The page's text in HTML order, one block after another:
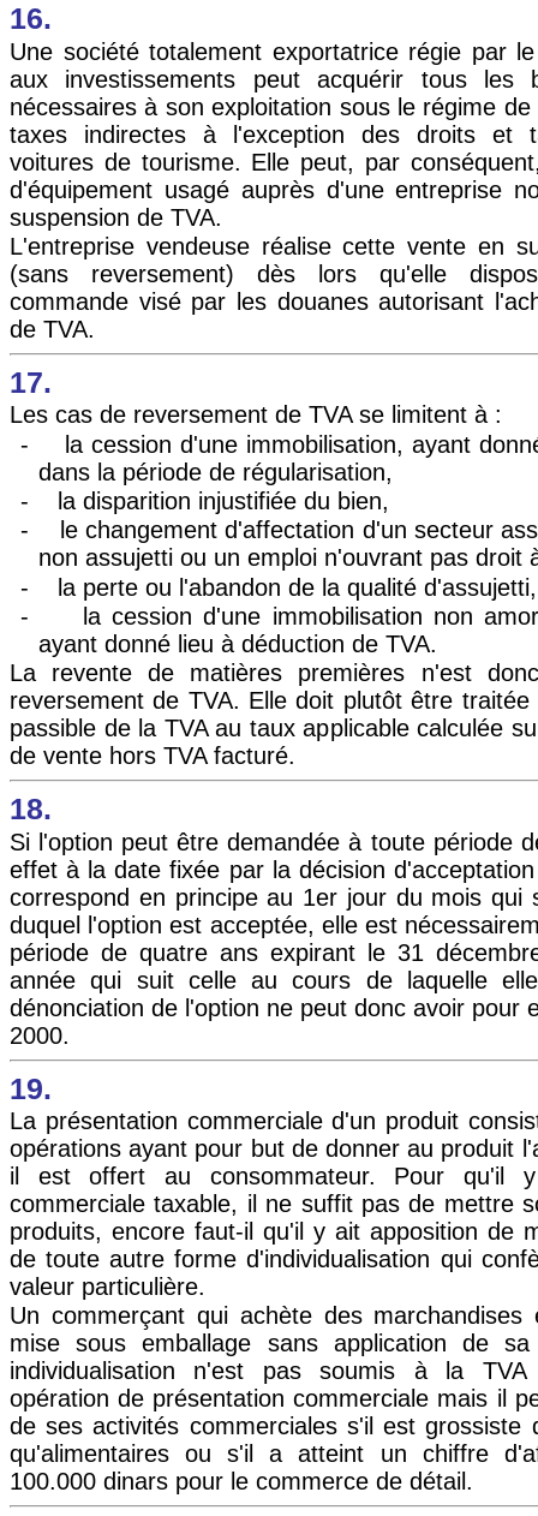
16.
Une société totalement exportatrice régie par
aux investissements peut acquérir tous les
nécessaires à son exploitation sous le régime
taxes indirectes à l'exception des droits et
voitures de tourisme. Elle peut, par
d'équipement usagé auprès d'une entreprise
suspension de TVA.
L'entreprise vendeuse réalise cette vente en
(sans reversement) dès lors qu'elle
commande visé par les douanes autorisant
de TVA.
17.
Les cas de reversement de TVA se limitent à :
-
la cession d'une immobilisation, ayant
dans la période de régularisation,
-
la disparition injustifiée du bien,
-
le changement d'affectation d'un secteur
non assujetti ou un emploi n'ouvrant pas droit
-
la perte ou l'abandon de la qualité d'assujetti,
-
la cession d'une immobilisation non
ayant donné lieu à déduction de TVA.
La revente de matières premières n'est
reversement de TVA. Elle doit plutôt être
passible de la TVA au taux applicable calculée
de vente hors TVA facturé.
18.
Si l'option peut être demandée à toute période
effet à la date fixée par la décision
correspond en principe au 1er jour du mois qui
duquel l'option est acceptée, elle est
période de quatre ans expirant le 31
année qui suit celle au cours de laquelle
dénonciation de l'option ne peut donc avoir pour
2000.
19.
La présentation commerciale d'un produit
opérations ayant pour but de donner au produit
il est offert au consommateur. Pour qu'il
commerciale taxable, il ne suffit pas de mettre
produits, encore faut-il qu'il y ait apposition de
de toute autre forme d'individualisation qui
valeur particulière.
Un commerçant qui achète des
mise sous emballage sans application de
individualisation n'est pas soumis à la
opération de présentation commerciale mais il
de ses activités commerciales s'il est grossiste
qu'alimentaires ou s'il a atteint un chiffre
100.000 dinars pour le commerce de détail.